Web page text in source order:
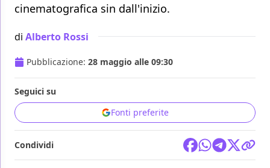
cinematografica sin dall'inizio.
di Alberto Rossi
Pubblicazione: 28 maggio alle 09:30
Seguici su
Fonti preferite
Condividi